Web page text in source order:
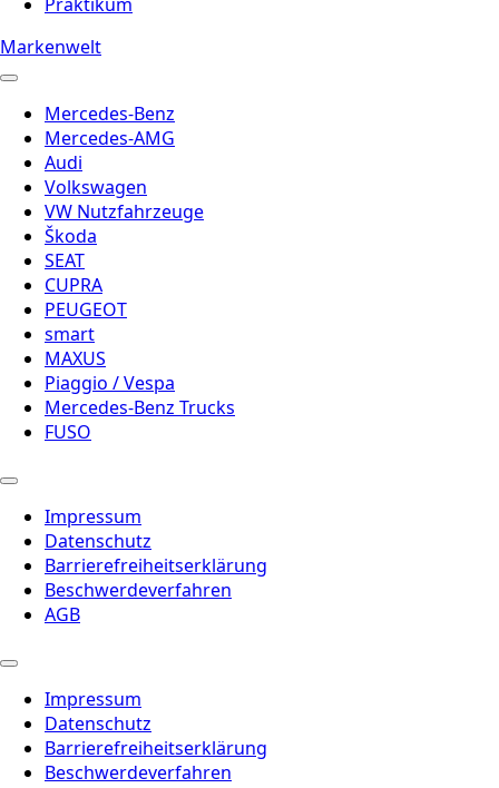
Markenwelt
Mercedes-Benz
Mercedes-AMG
Audi
Volkswagen
VW Nutzfahrzeuge
Škoda
SEAT
CUPRA
PEUGEOT
smart
MAXUS
Piaggio / Vespa
Mercedes-Benz Trucks
FUSO
Impressum
Datenschutz
Barrierefreiheitserklärung
Beschwerdeverfahren
AGB
Impressum
Datenschutz
Barrierefreiheitserklärung
Beschwerdeverfahren